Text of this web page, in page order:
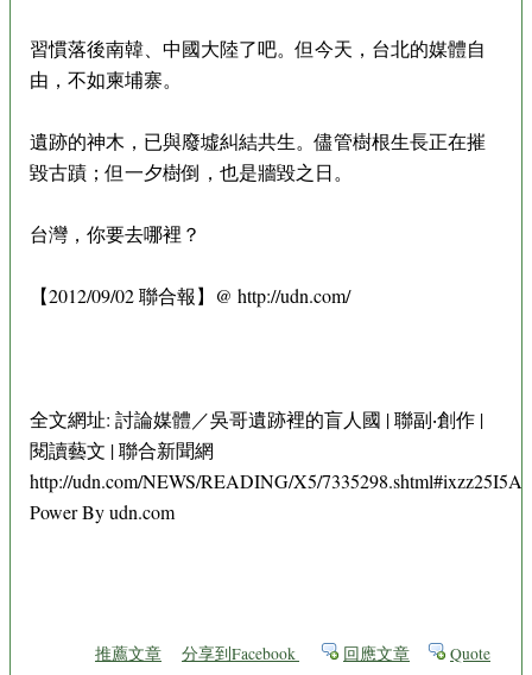
習慣落後南韓、中國大陸了吧。但今天，台北的媒體自
由，不如柬埔寨。
遺跡的神木，已與廢墟糾結共生。儘管樹根生長正在摧
毀古蹟；但一夕樹倒，也是牆毀之日。
台灣，你要去哪裡？
【2012/09/02 聯合報】@ http://udn.com/
全文網址: 討論媒體／吳哥遺跡裡的盲人國 | 聯副‧創作 |
閱讀藝文 | 聯合新聞網
http://udn.com/NEWS/READING/X5/
Power By udn.com
推薦文章 分享到Facebook 回應文章 Quote